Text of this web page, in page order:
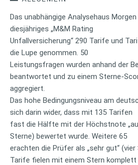
Das unabhängige Analysehaus
diesjähriges „M&M Rating
Unfallversicherung“ 290 Tarife und
die Lupe genommen. 50
Leistungsfragen wurden anhand der
beantwortet und zu einem Sterne-
aggregiert.
Das hohe Bedingungsniveau am
sich darin wider, dass mit 135 Tarifen
fast die Hälfte mit der Höchstnote
Sterne) bewertet wurde. Weitere 65
erachten die Prüfer als „sehr gut“
Tarife fielen mit einem Stern komplett